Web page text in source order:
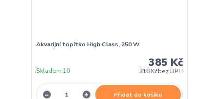
Akvarijní topítko High Class, 250 W
385 Kč
318 Kčbez DPH
Skladem 10
Přidat do košíku